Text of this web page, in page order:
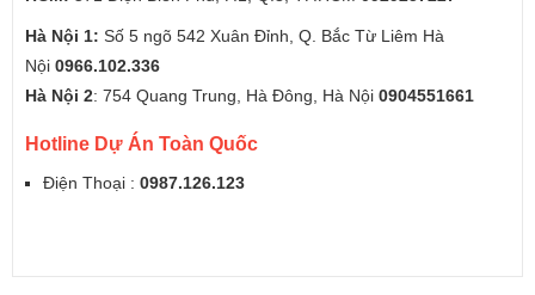
Hà Nội 1: Số 5 ngõ 542 Xuân Đỉnh, Q. Bắc Từ Liêm Hà
Nội 0966.102.336
Hà Nội 2: 754 Quang Trung, Hà Đông, Hà Nội 0904551661
Hotline Dự Án Toàn Quốc
Điện Thoại : 0987.126.123